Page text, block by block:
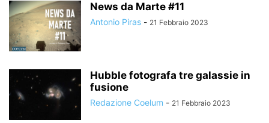
News da Marte #11
Antonio Piras - 21 Febbraio 2023
Hubble fotografa tre galassie in
fusione
Redazione Coelum - 21 Febbraio 2023